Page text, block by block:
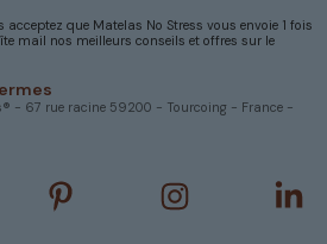
- 67 rue racine 59200 - Tourcoing - France -
acceptez que Matelas No Stress vous envoie 1 fois
mail nos meilleurs conseils et offres sur le